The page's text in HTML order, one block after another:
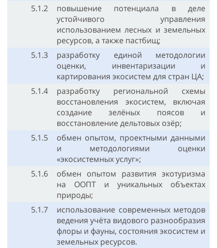
5.1.2
повышение потенциала в деле
устойчивого управления
использованием лесных и земельных
ресурсов, а также пастбищ;
5.1.3
разработку единой методологии
оценки, инвентаризации и
картирования экосистем для стран ЦА;
5.1.4
разработку региональной схемы
восстановления экосистем, включая
создание зелёных поясов и
восстановление дельтовых озёр;
5.1.5
обмен опытом, проектными данными
и методологиями оценки
«экосистемных услуг»;
5.1.6
обмен опытом развития экотуризма
на ООПТ и уникальных объектах
природы;
5.1.7
использование современных методов
ведения учёта видового разнообразия
флоры и фауны, состояния экосистем и
земельных ресурсов.